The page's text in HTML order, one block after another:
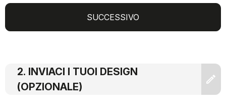
SUCCESSIVO
INVIACI I TUOI DESIGN
(OPZIONALE)